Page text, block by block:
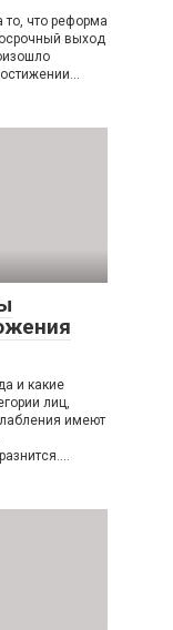
то, что реформа
выход
и какие
лиц,
имеют